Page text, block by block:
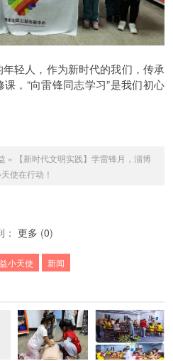
轻人，作为新时代的我们，传承
，“向雷锋同志学习”是我们初心
»
【新时代文明实践】学雷锋月，淄博
使在行动！
更多 (0)
小天使 新闻